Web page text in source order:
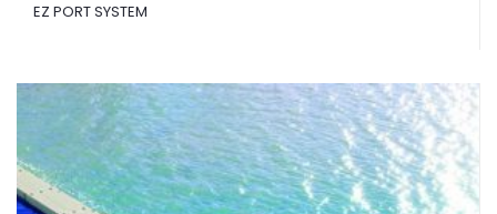
EZ PORT SYSTEM